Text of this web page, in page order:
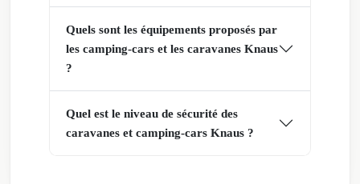
Quels sont les équipements proposés par
les camping-cars et les caravanes Knaus
?
Quel est le niveau de sécurité des
caravanes et camping-cars Knaus ?